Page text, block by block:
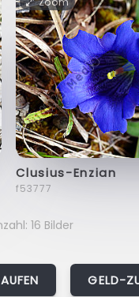
Clusius-Enzian
f53777
16 Bilder
GELD-